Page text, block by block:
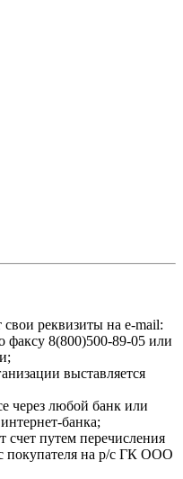
реквизиты на e-mail:
факсу 8(800)500-89-05 или
выставляется
через любой банк или
банка;
путем перечисления
покупателя на р/с ГК ООО